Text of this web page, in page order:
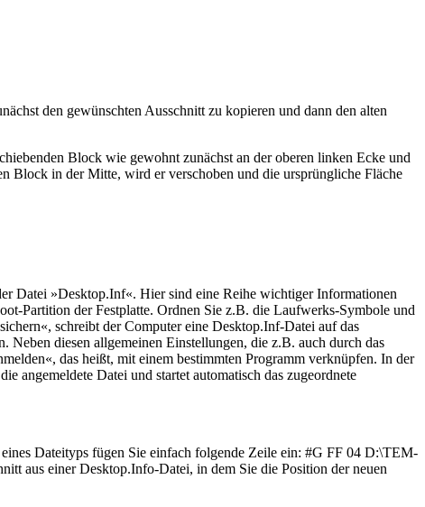
den gewünschten Ausschnitt zu kopieren und dann den alten
Block wie gewohnt zunächst an der oberen linken Ecke und
Block in der Mitte, wird er verschoben und die ursprüngliche Fläche
Datei »Desktop.Inf«. Hier sind eine Reihe wichtiger Informationen
Partition der Festplatte. Ordnen Sie z.B. die Laufwerks-Symbole und
schreibt der Computer eine Desktop.Inf-Datei auf das
Neben diesen allgemeinen Einstellungen, die z.B. auch durch das
das heißt, mit einem bestimmten Programm verknüpfen. In der
angemeldete Datei und startet automatisch das zugeordnete
Dateityps fügen Sie einfach folgende Zeile ein: #G FF 04 D:\TEM-
aus einer Desktop.Info-Datei, in dem Sie die Position der neuen